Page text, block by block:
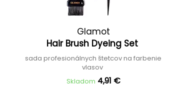
Glamot
Hair Brush Dyeing Set
sada profesionálnych štetcov na farbenie
vlasov
Skladom 4,91 €